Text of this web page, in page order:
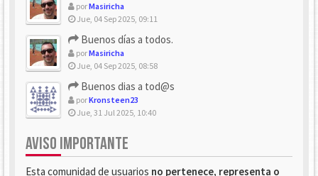
porMasiricha
Jue, 04 Sep 2025, 09:11
Buenos días a todos.
porMasiricha
Jue, 04 Sep 2025, 08:58
Buenos dias a tod@s
porKronsteen23
Jue, 31 Jul 2025, 10:40
AVISO IMPORTANTE
Esta comunidad de usuarios no pertenece, representa o